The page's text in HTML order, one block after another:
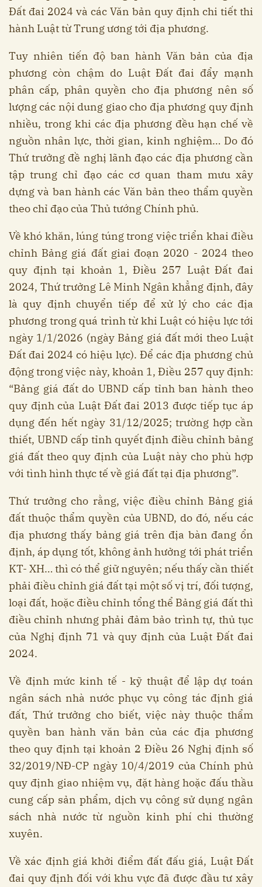
Đất đai 2024 và các Văn bản quy định chi tiết thi
hành Luật từ Trung ương tới địa phương.
Tuy nhiên tiến độ ban hành Văn bản của địa
phương còn chậm do Luật Đất đai đẩy mạnh
phân cấp, phân quyền cho địa phương nên số
lượng các nội dung giao cho địa phương quy định
nhiều, trong khi các địa phương đều hạn chế về
nguồn nhân lực, thời gian, kinh nghiệm… Do đó
Thứ trưởng đề nghị lãnh đạo các địa phương cần
tập trung chỉ đạo các cơ quan tham mưu xây
dựng và ban hành các Văn bản theo thẩm quyền
theo chỉ đạo của Thủ tướng Chính phủ.
Về khó khăn, lúng túng trong việc triển khai điều
chỉnh Bảng giá đất giai đoạn 2020 - 2024 theo
quy định tại khoản 1, Điều 257 Luật Đất đai
2024, Thứ trưởng Lê Minh Ngân khẳng định, đây
là quy định chuyển tiếp để xử lý cho các địa
phương trong quá trình từ khi Luật có hiệu lực tới
ngày 1/1/2026 (ngày Bảng giá đất mới theo Luật
Đất đai 2024 có hiệu lực). Để các địa phương chủ
động trong việc này, khoản 1, Điều 257 quy định:
“Bảng giá đất do UBND cấp tỉnh ban hành theo
quy định của Luật Đất đai 2013 được tiếp tục áp
dụng đến hết ngày 31/12/2025; trường hợp cần
thiết, UBND cấp tỉnh quyết định điều chỉnh bảng
giá đất theo quy định của Luật này cho phù hợp
với tình hình thực tế về giá đất tại địa phương”.
Thứ trưởng cho rằng, việc điều chỉnh Bảng giá
đất thuộc thẩm quyền của UBND, do đó, nếu các
địa phương thấy bảng giá trên địa bàn đang ổn
định, áp dụng tốt, không ảnh hưởng tới phát triển
KT- XH… thì có thể giữ nguyên; nếu thấy cần thiết
phải điều chỉnh giá đất tại một số vị trí, đối tượng,
loại đất, hoặc điều chỉnh tổng thể Bảng giá đất thì
điều chỉnh nhưng phải đảm bảo trình tự, thủ tục
của Nghị định 71 và quy định của Luật Đất đai
2024.
Về định mức kinh tế - kỹ thuật để lập dự toán
ngân sách nhà nước phục vụ công tác định giá
đất, Thứ trưởng cho biết, việc này thuộc thẩm
quyền ban hành văn bản của các địa phương
theo quy định tại khoản 2 Điều 26 Nghị định số
32/2019/NĐ-CP ngày 10/4/2019 của Chính phủ
quy định giao nhiệm vụ, đặt hàng hoặc đấu thầu
cung cấp sản phẩm, dịch vụ công sử dụng ngân
sách nhà nước từ nguồn kinh phí chi thường
xuyên.
Về xác định giá khởi điểm đất đấu giá, Luật Đất
đai quy định đối với khu vực đã được đầu tư xây